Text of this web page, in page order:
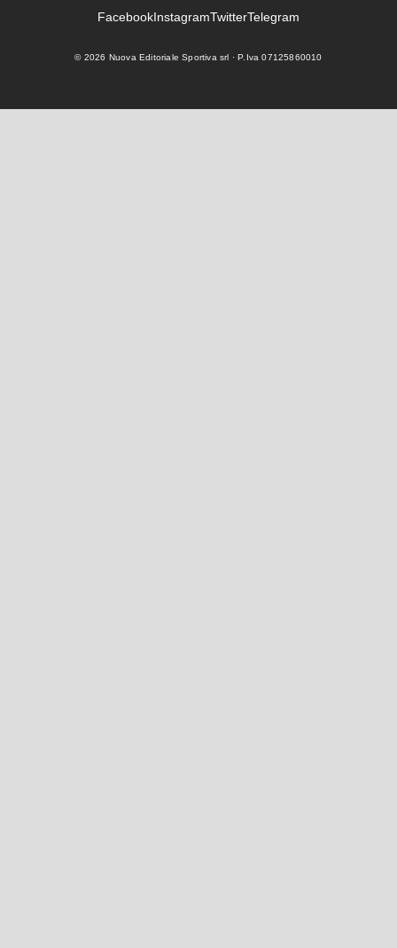
FacebookInstagramTwitterTelegram
© 2026 Nuova Editoriale Sportiva srl · P.Iva 07125860010